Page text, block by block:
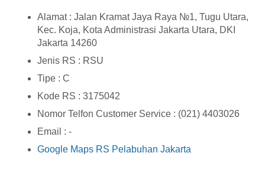
Alamat : Jalan Kramat Jaya Raya №1, Tugu Utara,
Kec. Koja, Kota Administrasi Jakarta Utara, DKI
Jakarta 14260
Jenis RS : RSU
Tipe : C
Kode RS : 3175042
Nomor Telfon Customer Service : (021) 4403026
Email : -
Google Maps RS Pelabuhan Jakarta